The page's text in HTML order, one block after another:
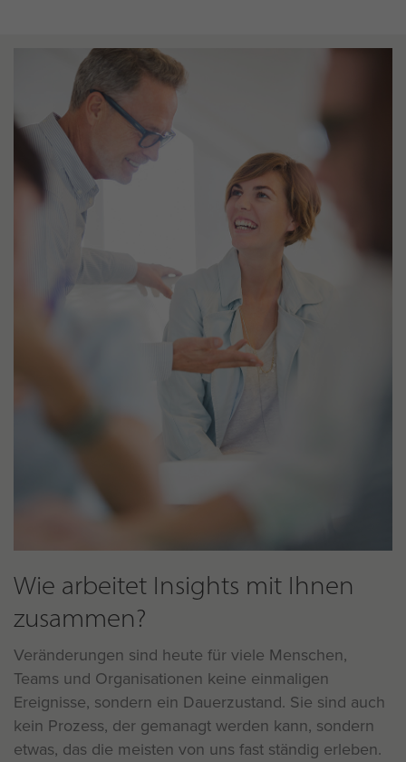
Wie arbeitet Insights mit Ihnen
zusammen?
Veränderungen sind heute für viele Menschen,
Teams und Organisationen keine einmaligen
Ereignisse, sondern ein Dauerzustand. Sie sind auch
kein Prozess, der gemanagt werden kann, sondern
etwas, das die meisten von uns fast ständig erleben.